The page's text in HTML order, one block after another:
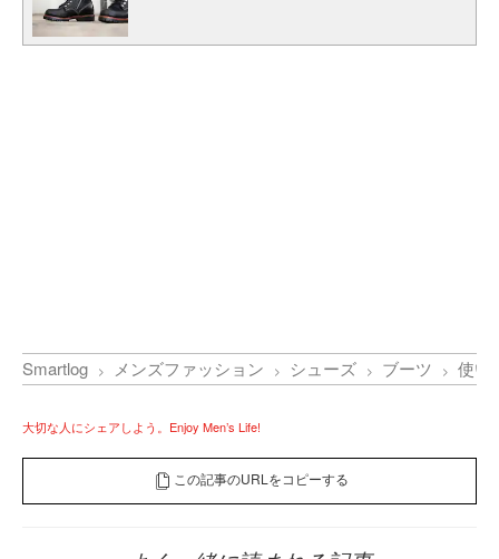
Smartlog メンズファッション シューズ ブーツ 使い
大切な人にシェアしよう。Enjoy Men’s Life!
この記事のURLをコピーする